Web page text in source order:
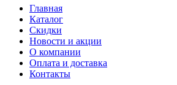
Главная
Каталог
Скидки
Новости и акции
О компании
Оплата и доставка
Контакты